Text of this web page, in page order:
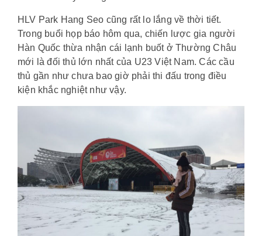
HLV Park Hang Seo cũng rất lo lắng về thời tiết.
Trong buổi họp báo hôm qua, chiến lược gia người
Hàn Quốc thừa nhận cái lạnh buốt ở Thường Châu
mới là đối thủ lớn nhất của U23 Việt Nam. Các cầu
thủ gần như chưa bao giờ phải thi đấu trong điều
kiện khắc nghiệt như vậy.